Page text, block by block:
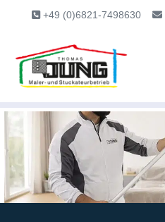
content +49 (0)6821-7498630